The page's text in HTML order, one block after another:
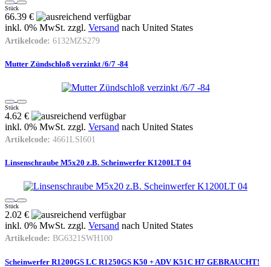
Stück
66.39 €
inkl. 0% MwSt. zzgl. Versand nach United States
Artikelcode: 6132MZS279
Mutter Zündschloß verzinkt /6/7 -84
Stück
4.62 €
inkl. 0% MwSt. zzgl. Versand nach United States
Artikelcode: 4661LSI601
Linsenschraube M5x20 z.B. Scheinwerfer K1200LT 04
Stück
2.02 €
inkl. 0% MwSt. zzgl. Versand nach United States
Artikelcode: BG6321SWH100
Scheinwerfer R1200GS LC R1250GS K50 + ADV K51C H7 GEBRAUCHT!